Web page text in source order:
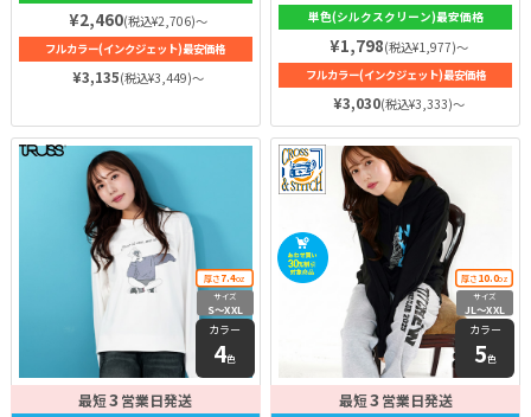
¥2,460(税込¥2,706)～
フルカラー(インクジェット)最安価格
¥3,135(税込¥3,449)～
単色(シルクスクリーン)最安価格
¥1,798(税込¥1,977)～
フルカラー(インクジェット)最安価格
¥3,030(税込¥3,333)～
厚さ7.4oz
サイズ
S〜XXL
カラー
4色
最短3 営業日発送
厚さ10.0oz
サイズ
JL〜XXL
カラー
5色
最短3 営業日発送